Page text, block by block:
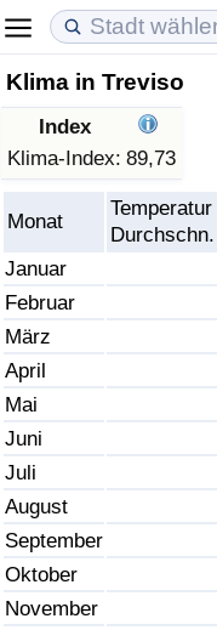
Klima in Treviso
Index
Klima-Index: 89,73
Monat
Temperatur
Januar
Februar
März
April
Mai
Juni
Juli
August
September
Oktober
November
Lebenshaltungskosten
in Akaba
Immobilienpreise
Immobilienpreis-
Immobilienpreis-Index
Immobilienpreis-
Lebensqualität
Lebensqualität-Index
Lebensqualität-
Lebensqualitätsindex
Kriminalität
Kriminalitäts-Index
Kriminalitäts-Index
Kriminalitätsindex